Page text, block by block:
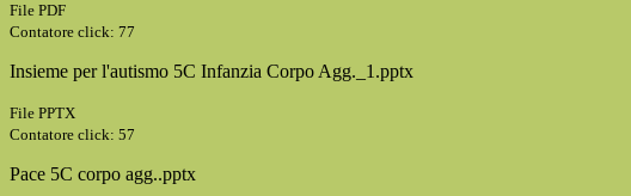
File PDF
Contatore click: 77
Insieme per l'autismo 5C Infanzia Corpo Agg._1.pptx
File PPTX
Contatore click: 57
Pace 5C corpo agg..pptx